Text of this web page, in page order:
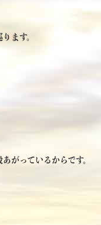
ます。
がっているからです。